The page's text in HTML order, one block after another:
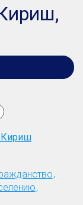
Кириш